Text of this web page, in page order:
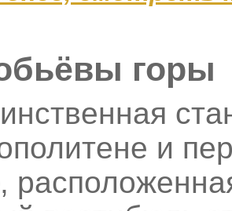
горы
и